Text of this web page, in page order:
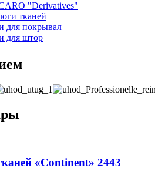
"Derivatives"
тканей
для покрывал
для штор
«Continent» 2443